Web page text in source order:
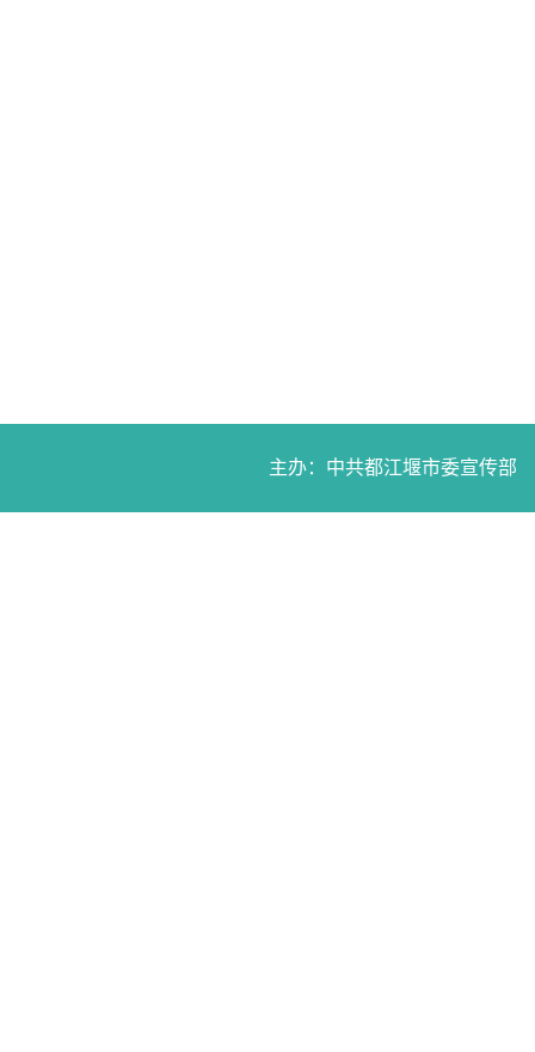
主办：中共都江堰市委宣传